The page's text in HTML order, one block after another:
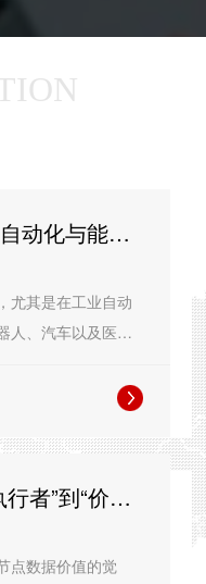
动化与能效
尤其是在工业自动
人、汽车以及医疗
者”到“价值
点数据价值的觉